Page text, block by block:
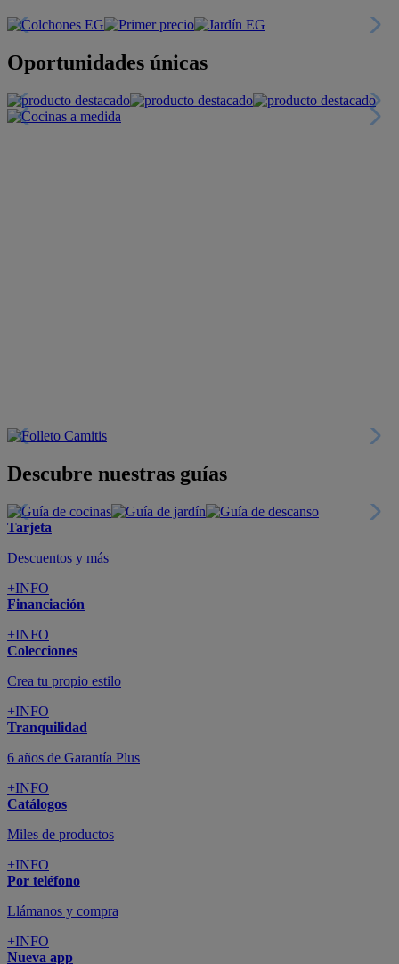
Oportunidades únicas
Descubre nuestras guías
Tarjeta
Descuentos y más
+INFO
Financiación
+INFO
Colecciones
Crea tu propio estilo
+INFO
Tranquilidad
6 años de Garantía Plus
+INFO
Catálogos
Miles de productos
+INFO
Por teléfono
Llámanos y compra
+INFO
Nueva app